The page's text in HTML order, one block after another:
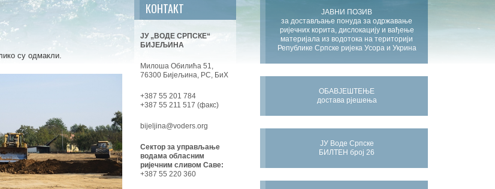
су одмакли.
ЈАВНИ ПОЗИВ
за достављање понуда за одржавање
ријечних корита, дислокацију и вађење
материјала из водотока на територији
Републике Српске ријека Усора и Укрина
ОБАВЈЕШТЕЊЕ
достава рјешења
ЈУ Воде Српске
БИЛТЕН број 26
КОНТАКТ
ЈУ „ВОДЕ СРПСКЕ“
БИЈЕЉИНА
Милоша Обилића 51,
76300 Бијељина, РС, БиХ
+387 55 201 784
+387 55 211 517 (факс)
bijeljina@voders.org
Сектор за управљање
водама обласним
ријечним сливом Саве:
+387 55 220 360